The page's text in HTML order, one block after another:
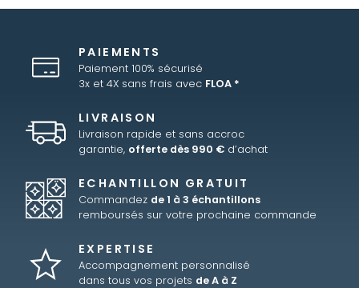
PAIEMENTS
Paiement 100% sécurisé
3x et 4X sans frais avec FLOA *
LIVRAISON
Livraison rapide et sans accroc
garantie, offerte dès 990 € d’achat
ECHANTILLON GRATUIT
Commandez de 1 à 3 échantillons
remboursés sur votre prochaine commande
EXPERTISE
Accompagnement personnalisé
dans tous vos projets de A à Z